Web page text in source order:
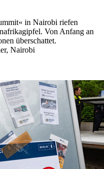
in Nairobi riefen
Von Anfang an
überschattet.
Nairobi